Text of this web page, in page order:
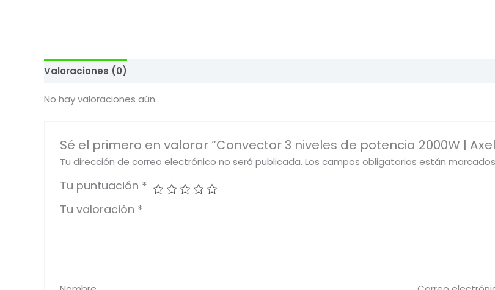
Valoraciones (0)
No hay valoraciones aún.
Sé el primero en valorar “Convector 3 niveles de potencia 2000W | Axel
Tu dirección de correo electrónico no será publicada. Los campos obligatorios están
Tu puntuación *
Tu valoración *